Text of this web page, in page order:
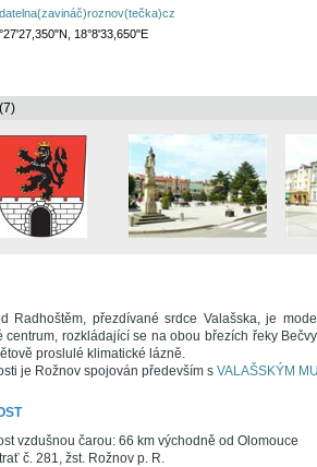
18°8'33,650"E
Radhoštěm, přezdívané srdce Valašska, je
centrum, rozkládající se na obou březích řeky
proslulé klimatické lázně.
je Rožnov spojován především s VALAŠSKÝM
vzdušnou čarou: 66 km východně od Olomouce
č. 281, žst. Rožnov p. R.